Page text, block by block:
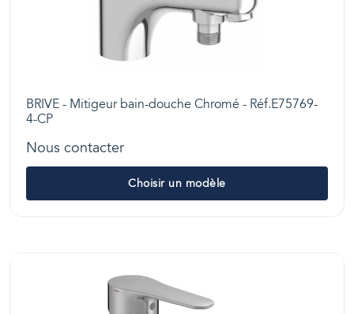
BRIVE - Mitigeur bain-douche Chromé - Réf.E75769-
4-CP
Nous contacter
Choisir un modèle